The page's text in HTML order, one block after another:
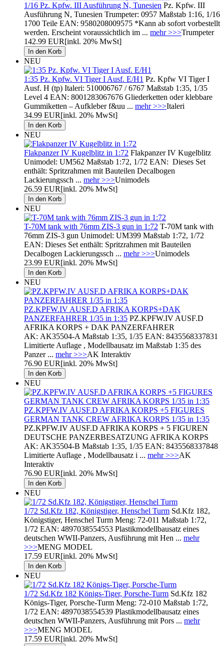
1/16 Pz. Kpfw. III Ausführung N, Tunesien Pz. Kpfw. III
Ausführung N, Tunesien Trumpeter: 0957 Maßstab 1:16, 1/16
1700 Teile EAN: 9580208009575 *Kann ab sofort vorbestellt
werden. Erscheint voraussichtlich im ... mehr >>>Trumpeter
142.99 EUR[inkl. 20% MwSt]
NEU
1:35 Pz. Kpfw. VI Tiger I Ausf. E/H1 Pz. Kpfw VI Tiger I
Ausf. H (tp) Italeri: 510006767 / 6767 Maßstab 1:35, 1/35
Level 4 EAN: 8001283067676 Gliederketten oder klebbare
Gummiketten – Aufkleber f&uu ... mehr >>>Italeri
34.99 EUR[inkl. 20% MwSt]
NEU
Flakpanzer IV Kugelblitz in 1:72 Flakpanzer IV Kugelblitz
Unimodel: UM562 Maßstab 1:72, 1/72 EAN: Dieses Set
enthält: Spritzrahmen mit Bauteilen Decalbogen
Lackierungssch ... mehr >>>Unimodels
26.59 EUR[inkl. 20% MwSt]
NEU
T-70M tank with 76mm ZIS-3 gun in 1:72 T-70M tank with
76mm ZIS-3 gun Unimodel: UM399 Maßstab 1:72, 1/72
EAN: Dieses Set enthält: Spritzrahmen mit Bauteilen
Decalbogen Lackierungssch ... mehr >>>Unimodels
23.99 EUR[inkl. 20% MwSt]
NEU
PZ.KPFW.IV AUSF.D AFRIKA KORPS+DAK
PANZERFAHRER 1/35 in 1:35 PZ.KPFW.IV AUSF.D
AFRIKA KORPS + DAK PANZERFAHRER
AK: AK35504-A Maßstab 1:35, 1/35 EAN: 8435568337831
Limitierte Auflage , Modellbausatz im Maßstab 1:35 des
Panzer ... mehr >>>AK Interaktiv
76.90 EUR[inkl. 20% MwSt]
NEU
PZ.KPFW.IV AUSF.D AFRIKA KORPS +5 FIGURES
GERMAN TANK CREW AFRIKA KORPS 1/35 in 1:35
PZ.KPFW.IV AUSF.D AFRIKA KORPS + 5 FIGUREN
DEUTSCHE PANZERBESATZUNG AFRIKA KORPS
AK: AK35504-B Maßstab 1:35, 1/35 EAN: 8435568337848
Limitierte Auflage , Modellbausatz i ... mehr >>>AK
Interaktiv
76.90 EUR[inkl. 20% MwSt]
NEU
1/72 Sd.Kfz 182, Königstiger, Henschel Turm Sd.Kfz 182,
Königstiger, Henschel Turm Meng: 72-011 Maßstab 1:72,
1/72 EAN: 4897038554553 Plastikmodellbausatz eines
deutschen WWII-Panzers, Ausführung mit Hen ... mehr
>>>MENG MODEL
17.59 EUR[inkl. 20% MwSt]
NEU
1/72 Sd.Kfz 182 Königs-Tiger, Porsche-Turm Sd.Kfz 182
Königs-Tiger, Porsche-Turm Meng: 72-010 Maßstab 1:72,
1/72 EAN: 4897038554539 Plastikmodellbausatz eines
deutschen WWII-Panzers, Ausführung mit Pors ... mehr
>>>MENG MODEL
17.59 EUR[inkl. 20% MwSt]